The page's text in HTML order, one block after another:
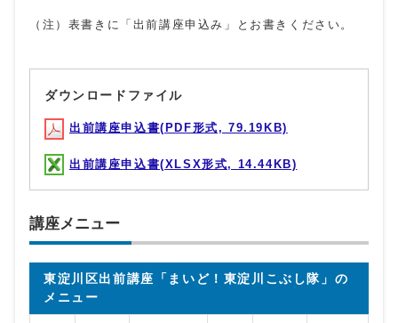
（注）表書きに「出前講座申込み」とお書きください。
ダウンロードファイル
出前講座申込書(PDF形式, 79.19KB)
出前講座申込書(XLSX形式, 14.44KB)
講座メニュー
東淀川区出前講座「まいど！東淀川こぶし隊」の
メニュー